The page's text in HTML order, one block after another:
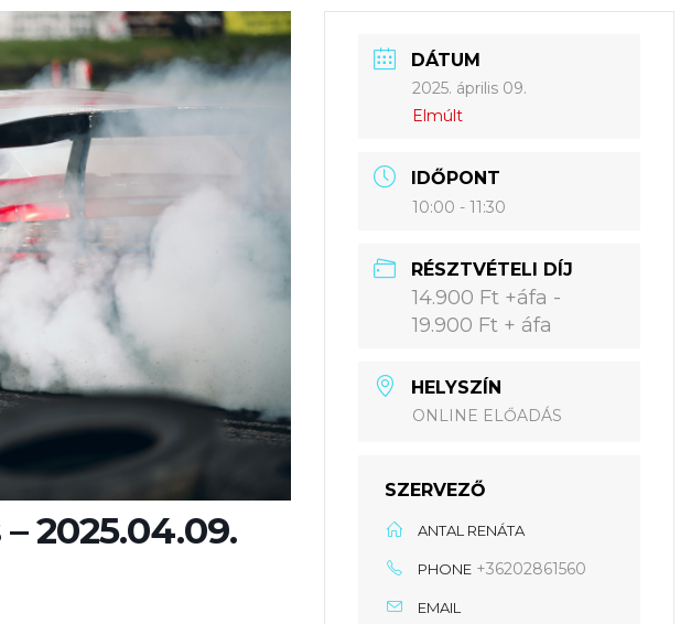
2025.04.09.
DÁTUM
2025. április 09.
Elmúlt
IDŐPONT
10:00 - 11:30
RÉSZTVÉTELI DÍJ
14.900 Ft +áfa -
19.900 Ft + áfa
HELYSZÍN
ONLINE ELŐADÁS
SZERVEZŐ
ANTAL RENÁTA
PHONE +36202861560
EMAIL